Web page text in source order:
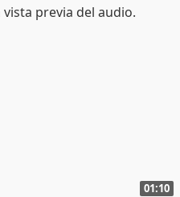
01:10